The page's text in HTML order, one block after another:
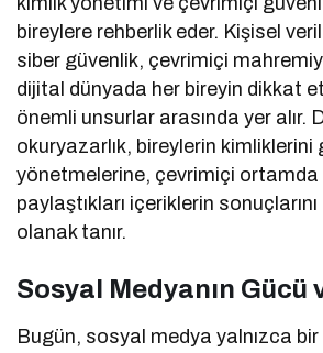
bireylere rehberlik eder. Kişisel
siber güvenlik, çevrimiçi
dijital dünyada her bireyin dikkat
önemli unsurlar arasında yer alır.
okuryazarlık, bireylerin kimliklerini
yönetmelerine, çevrimiçi ortamda
paylaştıkları içeriklerin
olanak tanır.
Sosyal Medyanın Gücü
Bugün, sosyal medya yalnızca bir